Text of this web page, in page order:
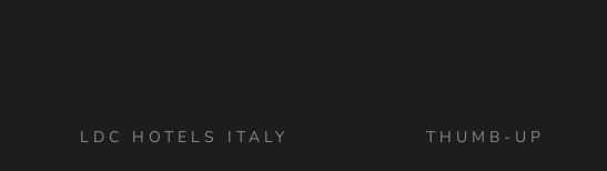
LDC HOTELS ITALY THUMB-UP